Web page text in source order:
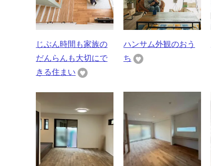
じぶん時間も家族の
だんらんも大切にで
きる住まい
ハンサム外観のおう
ち